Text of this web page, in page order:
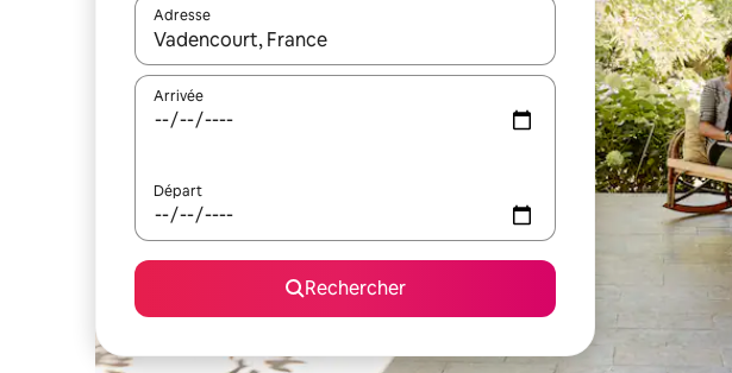
Adresse
Lorsque les résultats s'affichent, utilisez les flèches vers le haut et vers le
Arrivée
Départ
Rechercher